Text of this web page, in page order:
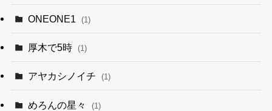
ONEONE1 (1)
厚木で5時 (1)
アヤカシノイチ (1)
めろんの星々 (1)